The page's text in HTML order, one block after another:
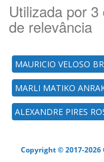
Utilizada por
de relevância
MAURICIO VELOSO
MARLI MATIKO
ALEXANDRE PIRES
Copyright © 2017-2026